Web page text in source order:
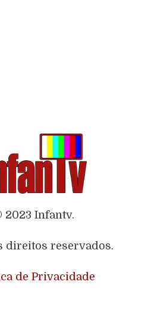
2023 Infantv.
direitos reservados.
de Privacidade